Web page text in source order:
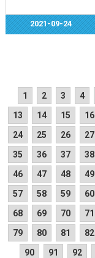
2021-09-24
1 2 3 4
13
14 15 16
24
25 26 27
35
36 37 38
46
47 48 49
57
58 59 60
68
69 70 71
79
80 81 82
90
91 92